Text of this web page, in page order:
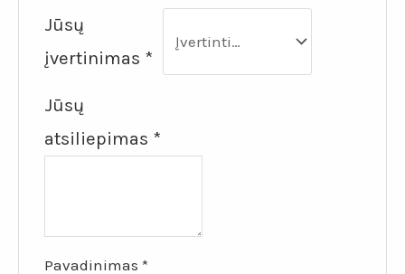
Jūsų
įvertinimas *
Jūsų
atsiliepimas *
Pavadinimas*